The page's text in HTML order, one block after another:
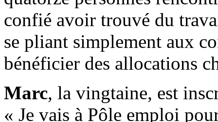
confié avoir trouvé du
se pliant simplement aux
bénéficier des allocations
Marc, la vingtaine, est
« Je vais à Pôle emploi